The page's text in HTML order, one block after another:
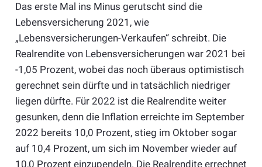
Das erste Mal ins Minus gerutscht sind die
Lebensversicherung 2021, wie
„Lebensversicherungen-Verkaufen“ schreibt. Die
Realrendite von Lebensversicherungen war 2021 bei
-1,05 Prozent, wobei das noch überaus optimistisch
gerechnet sein dürfte und in tatsächlich niedriger
liegen dürfte. Für 2022 ist die Realrendite weiter
gesunken, denn die Inflation erreichte im September
2022 bereits 10,0 Prozent, stieg im Oktober sogar
auf 10,4 Prozent, um sich im November wieder auf
10,0 Prozent einzupendeln. Die Realrendite errechnet